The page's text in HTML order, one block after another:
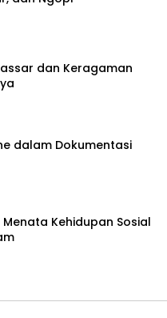
dan Keragaman
dalam Dokumentasi
Kehidupan Sosial